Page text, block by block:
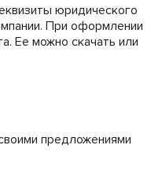
юридического
При оформлении
Ее можно скачать или
предложениями